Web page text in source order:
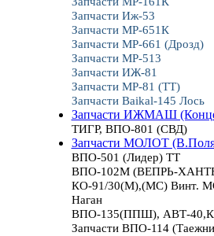
Запчасти Иж-53
Запчасти МР-651К
Запчасти МР-661 (Дрозд)
Запчасти МР-513
Запчасти ИЖ-81
Запчасти МР-81 (ТТ)
Запчасти Baikal-145 Лось
Запчасти ИЖМАШ
ТИГР, ВПО-801 (СВД)
Запчасти МОЛОТ
ВПО-501 (Лидер) ТТ
ВПО-102М (ВЕПРЬ-
КО-91/30(М),(МС) Винт.
Наган
ВПО-135(ППШ), АВТ-
Запчасти ВПО-114